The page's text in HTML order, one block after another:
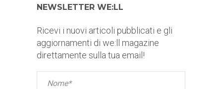
NEWSLETTER WE:LL
Ricevi i nuovi articoli pubblicati e gli
aggiornamenti di we:ll magazine
direttamente sulla tua email!